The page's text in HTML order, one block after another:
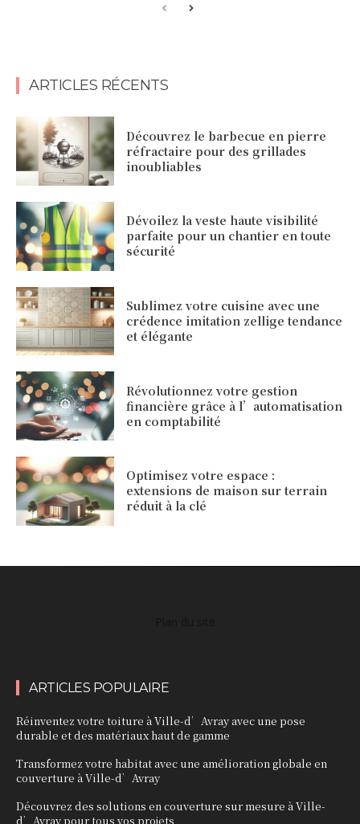
ARTICLES RÉCENTS
Découvrez le barbecue en pierre
réfractaire pour des grillades
inoubliables
Dévoilez la veste haute visibilité
parfaite pour un chantier en toute
sécurité
Sublimez votre cuisine avec une
crédence imitation zellige tendance
et élégante
Révolutionnez votre gestion
financière grâce à l’automatisation
en comptabilité
Optimisez votre espace :
extensions de maison sur terrain
réduit à la clé
ARTICLES POPULAIRE
Réinventez votre toiture à Ville-d’Avray avec une pose
durable et des matériaux haut de gamme
Transformez votre habitat avec une amélioration globale en
couverture à Ville-d’Avray
Découvrez des solutions en couverture sur mesure à Ville-
d’Avray pour tous vos projets